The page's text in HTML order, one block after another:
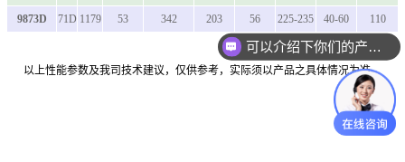
9873D 71D 1179 53 342 203 56 225-235 40-60 110
以上性能参数及我司技术建议，仅供参考，实际须以产品之具体情况为准。
可以介绍下你们的产品么